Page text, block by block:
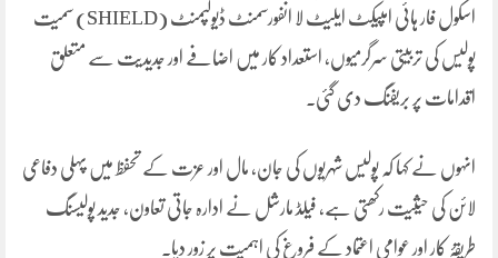
اسکول فار ہائی امپیکٹ ایلیٹ لا انفورسمنٹ ڈیولپمنٹ (SHIELD) سمیت
پولیس کی تربیتی سرگرمیوں، استعداد کار میں اضافے اور جدیدیت سے متعلق
اقدامات پر بریفنگ دی گئی۔
انہوں نے کہا کہ پولیس شہریوں کی جان، مال اور عزت کے تحفظ میں پہلی دفاعی
لائن کی حیثیت رکھتی ہے، فیلڈ مارشل نے ادارہ جاتی تعاون، جدید پولیسنگ
طریقۂ کار اور عوامی اعتماد کے فروغ کی اہمیت پر زور دیا۔